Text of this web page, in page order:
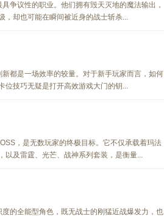
争议性的职业。他们拥有毁天灭地的魔法输出，
，却也可能在瞬间被近身的战士斩杀...
都是一场效率的较量。对于新手玩家而言，如何
位技巧无疑是打开高效游戏大门的钥...
，是无数玩家的终极目标。它不仅承载着玛法
以及雷霆、光芒、战神系列套装，是衡量...
的全能型角色，既无战士的刚猛近战爆发力，也